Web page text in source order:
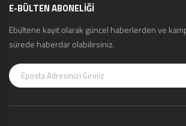
E-BÜLTEN ABONELİĞİ
Ebültene kayıt olarak güncel haberlerden ve
sürede haberdar olabilirsiniz.